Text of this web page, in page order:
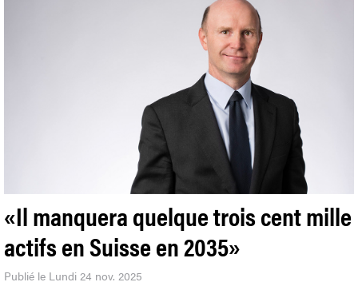
«Il manquera quelque trois cent mille
actifs en Suisse en 2035»
Publié le Lundi 24 nov. 2025